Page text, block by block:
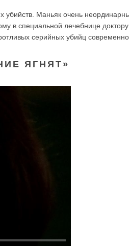
убийств. Маньяк очень
в специальной лечебнице доктору
серийных убийц
ЯГНЯТ»